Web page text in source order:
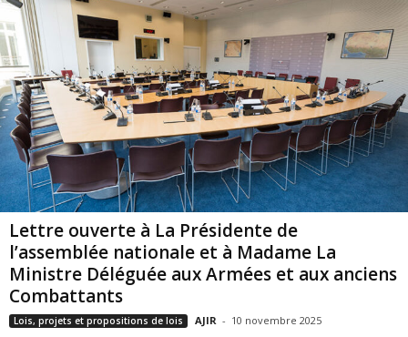
Lettre ouverte à La Présidente de
l’assemblée nationale et à Madame La
Ministre Déléguée aux Armées et aux anciens
Combattants
Lois, projets et propositions de lois AJIR - 10 novembre 2025